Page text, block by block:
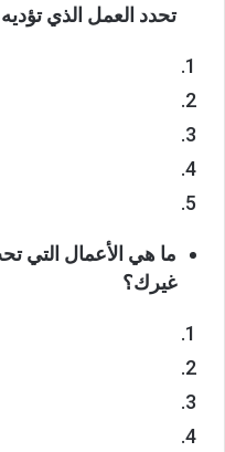
تحدد العمل الذي
ما هي الأعمال التي
غيرك؟